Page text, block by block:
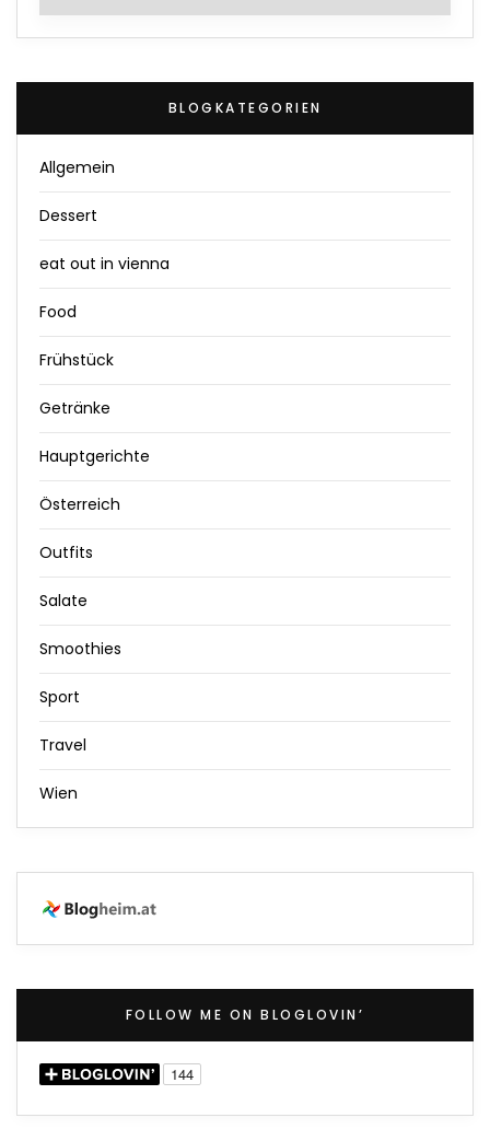
BLOGKATEGORIEN
Allgemein
Dessert
eat out in vienna
Food
Frühstück
Getränke
Hauptgerichte
Österreich
Outfits
Salate
Smoothies
Sport
Travel
Wien
FOLLOW ME ON BLOGLOVIN’